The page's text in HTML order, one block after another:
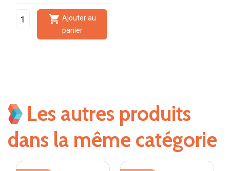
 Ajouter au
panier
Les autres produits
dans la même catégorie